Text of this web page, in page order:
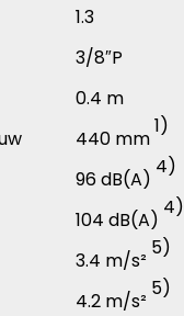
1.3
3/8″P
0.4 m
440 mm
1)
96 dB(A)
4)
104 dB(A)
4)
3.4 m/s²
5)
4.2 m/s²
5)